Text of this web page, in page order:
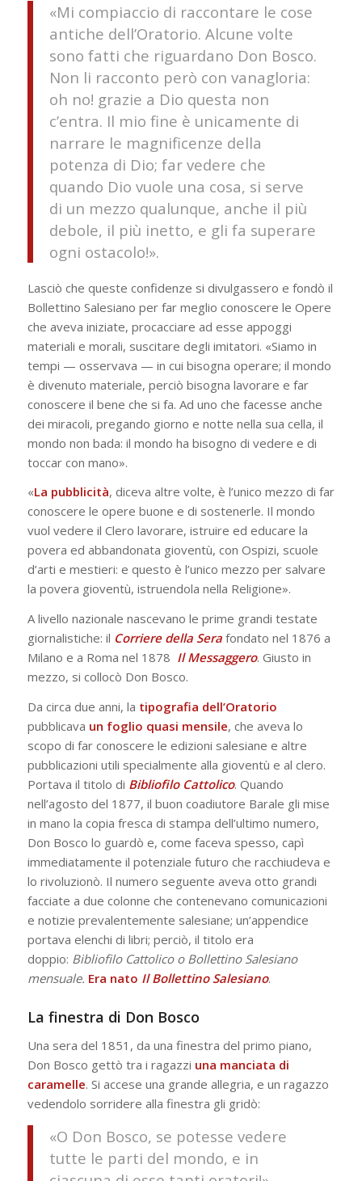
«Mi compiaccio di raccontare le cose
antiche dell’Orato­rio. Alcune volte
sono fatti che riguardano Don Bosco.
Non li racconto però con vanagloria:
oh no! grazie a Dio questa non
c’entra. Il mio fine è unicamente di
narrare le magnificenze della
potenza di Dio; far vedere che
quando Dio vuole una cosa, si serve
di un mezzo qualunque, anche il più
debole, il più inetto, e gli fa superare
ogni ostacolo!».
Lasciò che queste confidenze si divul­gassero e fondò il
Bollettino Salesiano per far meglio conoscere le Opere
che aveva iniziate, procacciare ad esse appoggi
materiali e morali, suscitare degli imitatori. «Siamo in
tempi — osser­vava — in cui bisogna operare; il mondo
è divenuto materiale, perciò bisogna lavorare e far
conoscere il bene che si fa. Ad uno che facesse anche
dei miracoli, pregando giorno e notte nella sua cella, il
mondo non bada: il mondo ha bisogno di vedere e di
toccar con mano».
«La pubblicità, diceva altre volte, è l’unico mezzo di far
co­noscere le opere buone e di sostenerle. Il mondo
vuol vedere il Clero lavorare, istruire ed educare la
povera ed abbandonata gioventù, con Ospizi, scuole
d’arti e mestieri: e questo è l’unico mezzo per salvare
la povera gioventù, istruendola nella Religione».
A livello nazionale nascevano le prime grandi testate
giornalistiche: il Corriere della Serafondato nel 1876 a
Milano e a Roma nel 1878 Il Messaggero. Giusto in
mezzo, si collocò Don Bosco.
Da circa due anni, la tipografia dell’Oratorio
pubblicava un foglio quasi mensile, che aveva lo
scopo di far conoscere le edizioni salesiane e altre
pubblicazioni utili specialmente alla gioventù e al clero.
Portava il titolo di Bibliofilo Cattolico. Quando
nell’agosto del 1877, il buon coadiutore Barale gli mise
in mano la copia fresca di stampa dell’ultimo numero,
Don Bosco lo guardò e, come faceva spesso, capì
immediatamente il potenziale futuro che racchiudeva e
lo rivoluzionò. Il numero seguente aveva otto grandi
facciate a due colonne che contenevano comunicazioni
e notizie prevalentemente salesiane; un’appendice
portava elenchi di libri; perciò, il titolo era
doppio: Bibliofilo Cattolico o Bollettino Salesiano
mensuale. Era nato Il Bollettino Salesiano.
La finestra di Don Bosco
Una sera del 1851, da una finestra del primo piano,
Don Bosco gettò tra i ragazzi una manciata di
caramelle. Si accese una grande allegria, e un ragazzo
vedendolo sorridere alla finestra gli gridò:
«O Don Bosco, se potesse vedere
tutte le parti del mondo, e in